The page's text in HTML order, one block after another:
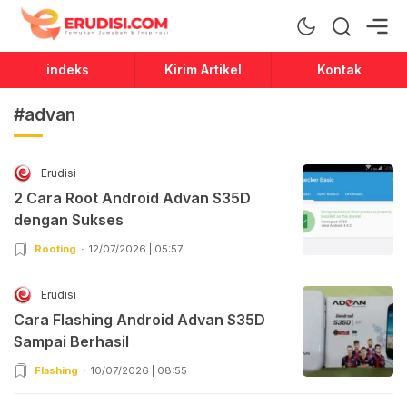
Erudisi
Temukan Jawaban dan Inspirasi
indeks Kirim Artikel Kontak
#advan
Erudisi
2 Cara Root Android Advan S35D
dengan Sukses
Rooting 12/07/2026 | 05:57
Erudisi
Cara Flashing Android Advan S35D
Sampai Berhasil
Flashing 10/07/2026 | 08:55